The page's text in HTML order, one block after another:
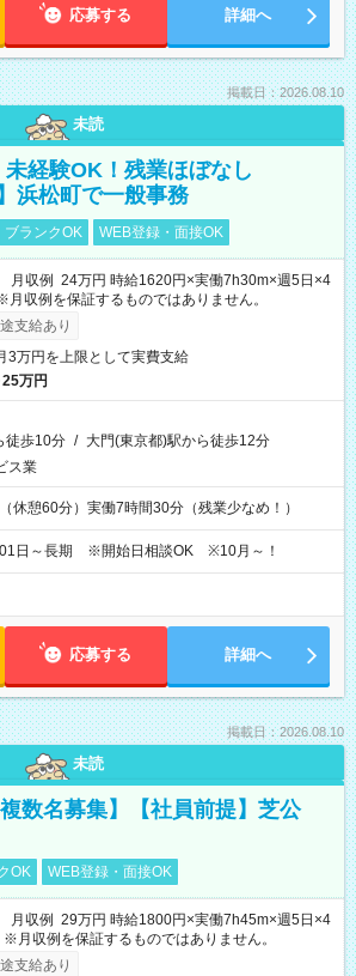
応募する 詳細へ
掲載日：2026.08.10
未読
未経験OK！残業ほぼなし
浜松町で一般事務
ブランクOK WEB登録・面接OK
収例 24万円 時給1620円×実働7h30m×週5日×4
収例を保証するものではありません。
支給あり
3万円を上限として実費支給
万円
徒歩10分 / 大門(東京都)駅から徒歩12分
ス業
休憩60分）実働7時間30分（残業少なめ！）
日～長期 ※開始日相談OK ※10月～！
応募する 詳細へ
掲載日：2026.08.10
未読
数名募集】【社員前提】芝公
OK WEB登録・面接OK
収例 29万円 時給1800円×実働7h45m×週5日×4
月収例を保証するものではありません。
支給あり